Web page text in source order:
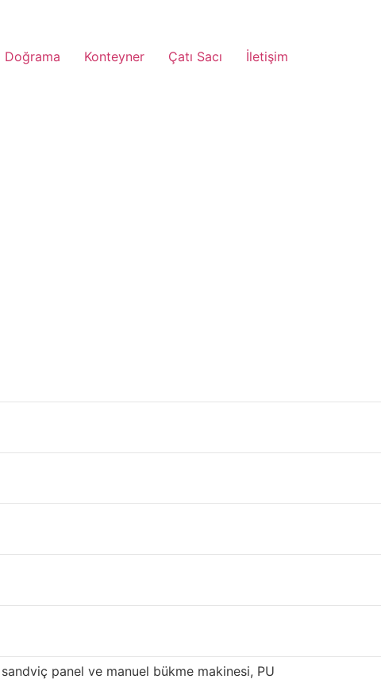
Doğrama Konteyner Çatı Sacı İletişim
edilmektedir.
hafif çelik kirişler 800.000 metrekare üretim
panel ve manuel bükme makinesi, PU